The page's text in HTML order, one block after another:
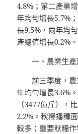
4.8%；第二產業
年均勻增長5.7%
長9.5%，兩年均
產總值增長0.2%。
一、農業生
前三季度，
年均勻增長3.6%
（3477億斤），
2.2%。秋糧播種
較多；重要秋糧